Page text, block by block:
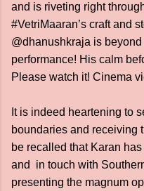
and is riveting right
#VetriMaaran’s craft and
@dhanushkraja is
performance! His calm
Please watch it! Cinema
It is indeed heartening to
boundaries and receiving
be recalled that Karan
and in touch with
presenting the magnum